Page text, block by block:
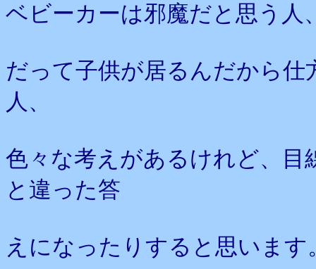
ベビーカーは邪魔だと思う人
だって子供が居るんだから
人、
色々な考えがあるけれど、
と違った答
えになったりすると思います